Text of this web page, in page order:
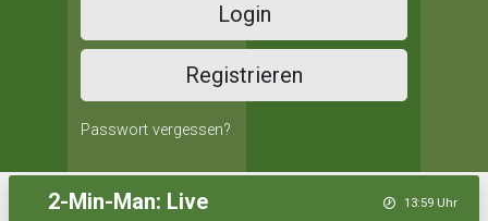
Login
Registrieren
Passwort vergessen?
2-Min-Man: Live 13:59 Uhr